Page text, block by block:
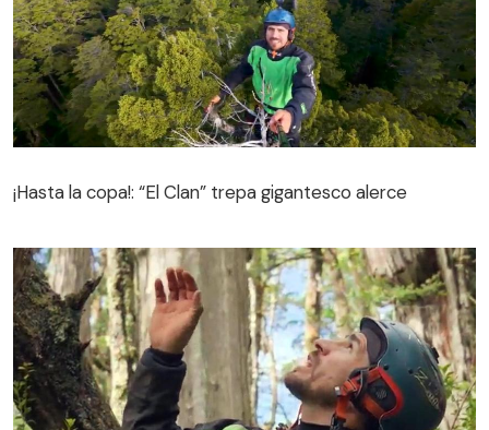
¡Hasta la copa!: “El Clan” trepa gigantesco alerce